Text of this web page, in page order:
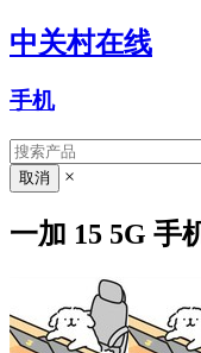
中关村在线
手机
×
一加 15 5G 手